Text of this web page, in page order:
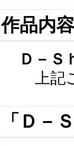
作品内
Ｄ－Ｓ
上記
「Ｄ－